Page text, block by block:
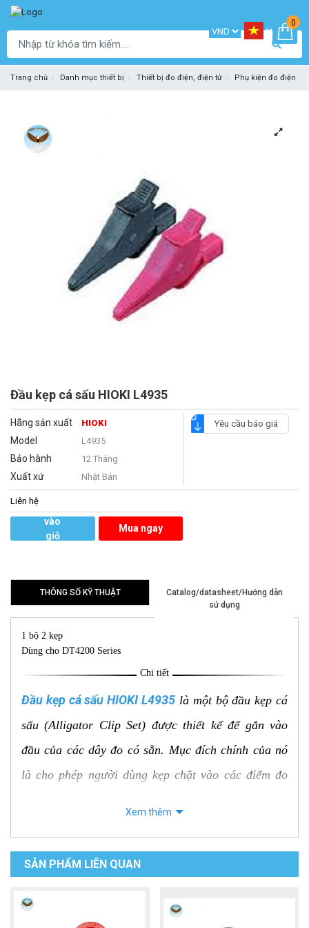
0
Trang chủ Danh mục thiết bị Thiết bị đo điện, điện tử Phụ kiện đo điện
Đầu kẹp cá sấu HIOKI L4935
Hãng sản xuất HIOKI
Model L4935
Bảo hành 12 Tháng
Xuất xứ Nhật Bản
Yêu cầu báo giá
Liên hệ
vào
giỏ
Mua ngay
THÔNG SỐ KỸ THUẬT
Catalog/datasheet/Hướng dẫn
sử dụng
1 bộ 2 kẹp
Dùng cho DT4200 Series
Chi tiết
Đầu kẹp cá sấu HIOKI L4935 là một bộ đầu kẹp cá
sấu (Alligator Clip Set) được thiết kế để gắn vào
đầu của các dây đo có sẵn. Mục đích chính của nó
là cho phép người dùng kẹp chặt vào các điểm đo
toàn và rảnh tay.
Các đặc điểm nổi bật và thông số kỹ
Xem thêm
SẢN PHẨM LIÊN QUAN